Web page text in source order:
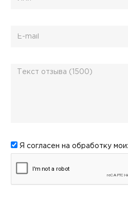
Я согласен на обработку